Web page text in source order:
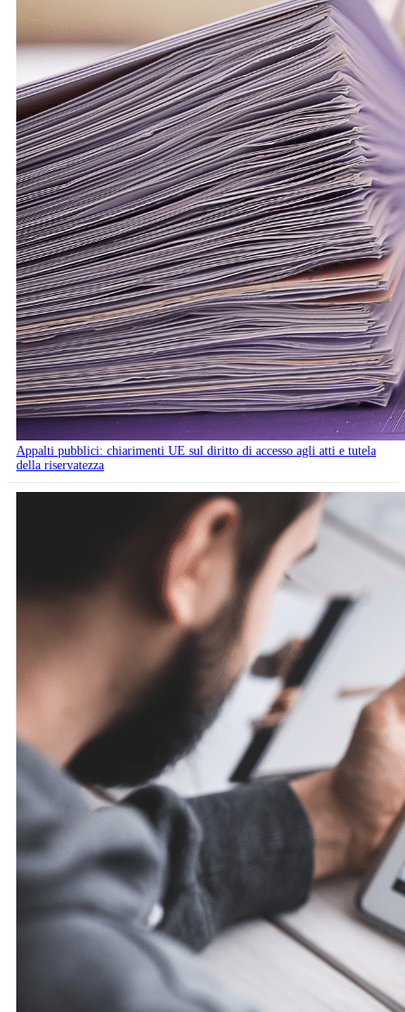
Appalti pubblici: chiarimenti UE sul diritto di accesso agli atti e tutela
della riservatezza